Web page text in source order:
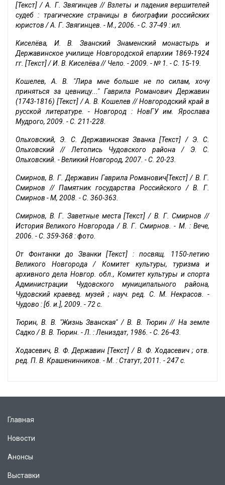
[Текст] / А. Г. Звягинцев // Взлеты и падения вершителей
судеб : трагические страницы в биографии российских
юристов / А. Г. Звягинцев. - М., 2006. - С. 37-49 : ил.
Киселёва, И. В. Званский Знаменский монастырь и
Державинское училище Новгородской епархии 1869-1924
гг. [Текст] / И. В. Киселёва // Чело. - 2009. - № 1. - С. 15-19.
Кошелев, А. В. "Лира мне больше не по силам, хочу
приняться за цевницу..." Гаврила Романович Державин
(1743-1816) [Текст] / А. В. Кошелев // Новгородский край в
русской литературе. - Новгород : НовГУ им. Ярослава
Мудрого, 2009. - С. 211-228.
Ольховский, Э. С. Державинская Званка [Текст] / Э. С.
Ольховский // Летопись Чудовского района / Э. С.
Ольховский. - Великий Новгород, 2007. - С. 20-23.
Смирнов, В. Г. Державин Гаврила Романович[Текст] / В. Г.
Смирнов // Памятник государства Российского / В. Г.
Смирнов - М, 2008. - С. 360-363.
Смирнов, В. Г. Заветные места [Текст] / В. Г. Смирнов //
История Великого Новгорода / В. Г. Смирнов. - М. : Вече,
2006. - С. 359-368 : фото.
От Фонтанки до Званки [Текст] : посвящ. 1150-летию
Великого Новгорода / Комитет культуры, туризма и
архивного дела Новгор. обл., Комитет культуры и спорта
Администрации Чудовского муниципального района,
Чудовский краевед. музей ; науч. ред. С. М. Некрасов. -
Чудово : [б. и.], 2009. - 72 с.
Тюрин, В. В. "Жизнь Званская" / В. В. Тюрин // На земле
Садко / В. В. Тюрин. - Л. : Лениздат, 1986. - С. 26-43.
Ходасевич, В. Ф. Державин [Текст] / В. Ф. Ходасевич ; отв.
ред. П. В. Крашенинников. - М. : Статут, 2011. - 247 с.
Главная
Новости
Анонсы
Выставки